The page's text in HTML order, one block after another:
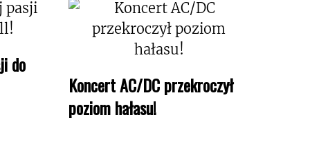
do
Koncert AC/DC przekroczył
poziom hałasu!